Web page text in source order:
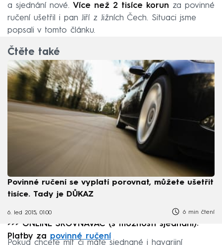
a sjednání nové. Více než 2 tisíce korun za povinné
ručení ušetřil i pan Jiří z Jižních Čech. Situaci jsme
popsali v tomto článku.
Čtěte také
Povinné ručení se vyplatí porovnat, můžete ušetřit
tisíce. Tady je DŮKAZ
6. led 2015, 01:00 6 min čtení
>>> ONLINE SROVNÁVAČ (s možností sjednání):
Platby za povinné ručení
Pokud chcete mít či máte sjednané i havarijní